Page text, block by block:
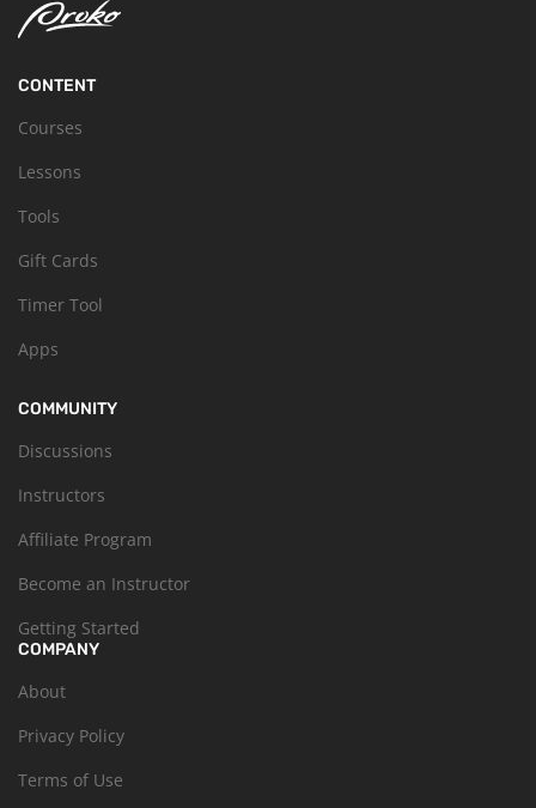
CONTENT
Courses
Lessons
Tools
Gift Cards
Timer Tool
Apps
COMMUNITY
Discussions
Instructors
Affiliate Program
Become an Instructor
Getting Started
COMPANY
About
Privacy Policy
Terms of Use